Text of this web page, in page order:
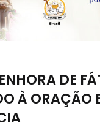
DE
À ORAÇÃO